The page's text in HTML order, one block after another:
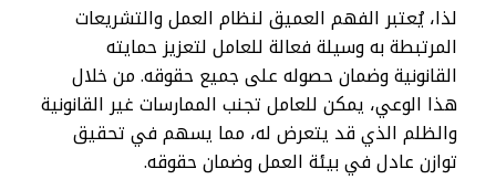
لذا، يُعتبر الفهم العميق لنظام العمل والتشريعات
المرتبطة به وسيلة فعالة للعامل لتعزيز حمايته
القانونية وضمان حصوله على جميع حقوقه. من خلال
هذا الوعي، يمكن للعامل تجنب الممارسات غير القانونية
والظلم الذي قد يتعرض له، مما يسهم في تحقيق
توازن عادل في بيئة العمل وضمان حقوقه.